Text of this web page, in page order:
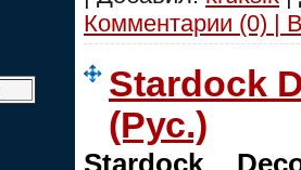
Комментарии (0) |
Stardock
(Рус.)
Stardock